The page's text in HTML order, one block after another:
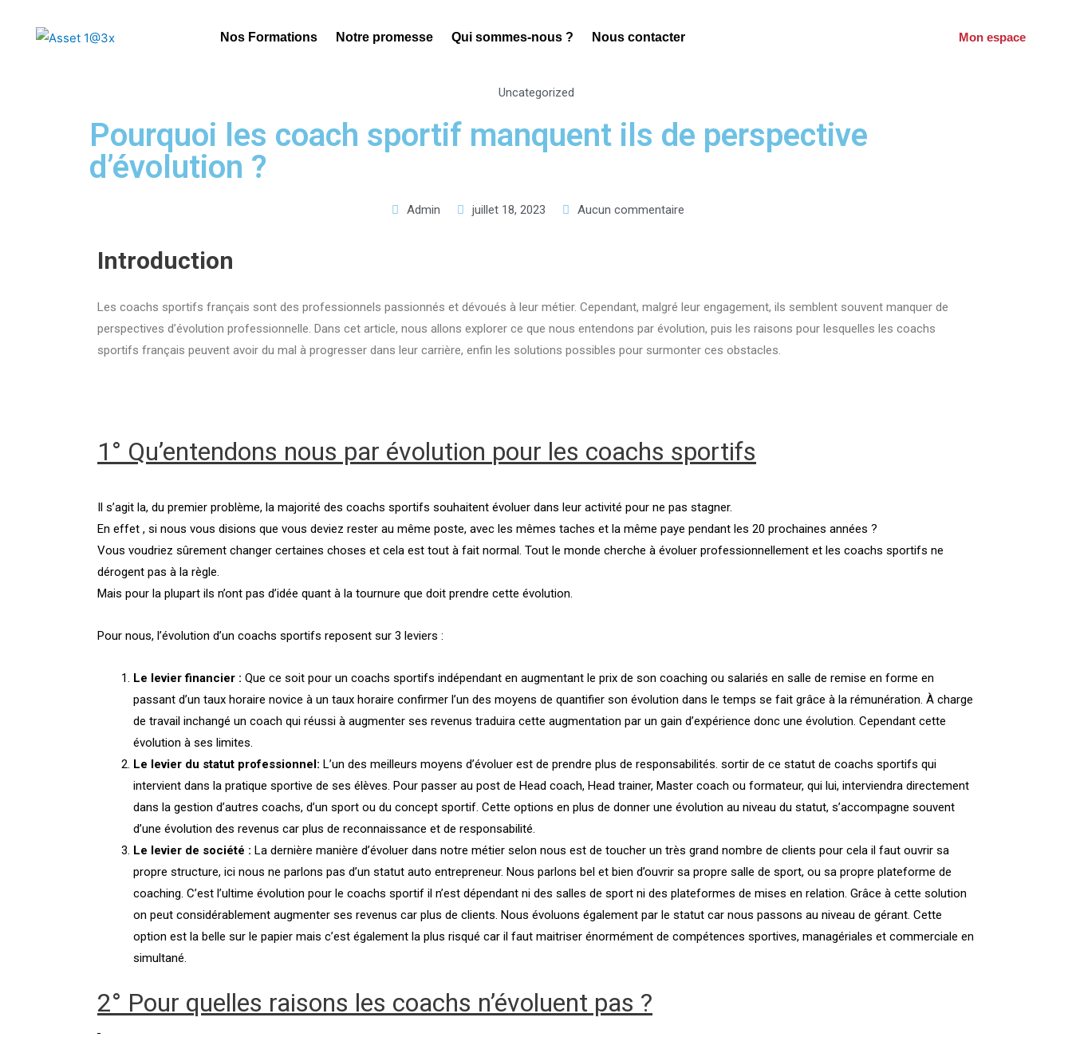
Nos Formations Notre promesse Qui sommes-nous ? Nous contacter Mon espace
Uncategorized
Pourquoi les coach sportif manquent ils de perspective
d’évolution ?
Admin juillet 18, 2023 Aucun commentaire
Introduction
Les coachs sportifs français sont des professionnels passionnés et dévoués à leur métier. Cependant, malgré leur engagement, ils semblent souvent manquer de
perspectives d’évolution professionnelle. Dans cet article, nous allons explorer ce que nous entendons par évolution, puis les raisons pour lesquelles les coachs
sportifs français peuvent avoir du mal à progresser dans leur carrière, enfin les solutions possibles pour surmonter ces obstacles.
1° Qu’entendons nous par évolution pour les coachs sportifs
Il s’agit la, du premier problème, la majorité des coachs sportifs souhaitent évoluer dans leur activité pour ne pas stagner.
En effet , si nous vous disions que vous deviez rester au même poste, avec les mêmes taches et la même paye pendant les 20 prochaines années ?
Vous voudriez sûrement changer certaines choses et cela est tout à fait normal. Tout le monde cherche à évoluer professionnellement et les coachs sportifs ne
dérogent pas à la règle.
Mais pour la plupart ils n’ont pas d’idée quant à la tournure que doit prendre cette évolution.
Pour nous, l’évolution d’un coachs sportifs reposent sur 3 leviers :
Le levier financier : Que ce soit pour un coachs sportifs indépendant en augmentant le prix de son coaching ou salariés en salle de remise en forme en
passant d’un taux horaire novice à un taux horaire confirmer l’un des moyens de quantifier son évolution dans le temps se fait grâce à la rémunération. À charge
de travail inchangé un coach qui réussi à augmenter ses revenus traduira cette augmentation par un gain d’expérience donc une évolution. Cependant cette
évolution à ses limites.
Le levier du statut professionnel: L’un des meilleurs moyens d’évoluer est de prendre plus de responsabilités. sortir de ce statut de coachs sportifs qui
intervient dans la pratique sportive de ses élèves. Pour passer au post de Head coach, Head trainer, Master coach ou formateur, qui lui, interviendra directement
dans la gestion d’autres coachs, d’un sport ou du concept sportif. Cette options en plus de donner une évolution au niveau du statut, s’accompagne souvent
d’une évolution des revenus car plus de reconnaissance et de responsabilité.
Le levier de société : La dernière manière d’évoluer dans notre métier selon nous est de toucher un très grand nombre de clients pour cela il faut ouvrir sa
propre structure, ici nous ne parlons pas d’un statut auto entrepreneur. Nous parlons bel et bien d’ouvrir sa propre salle de sport, ou sa propre plateforme de
coaching. C’est l’ultime évolution pour le coachs sportif il n’est dépendant ni des salles de sport ni des plateformes de mises en relation. Grâce à cette solution
on peut considérablement augmenter ses revenus car plus de clients. Nous évoluons également par le statut car nous passons au niveau de gérant. Cette
option est la belle sur le papier mais c’est également la plus risqué car il faut maitriser énormément de compétences sportives, managériales et commerciale en
simultané.
2° Pour quelles raisons les coachs n’évoluent pas ?